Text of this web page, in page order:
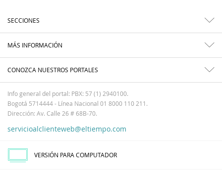
SECCIONES
MÁS INFORMACIÓN
CONOZCA NUESTROS PORTALES
Info general del portal: PBX: 57 (1) 2940100.
Bogotá 5714444 - Línea Nacional 01 8000 110 211.
Dirección: Av. Calle 26 # 68B-70.
servicioalclienteweb@eltiempo.com
VERSIÓN PARA COMPUTADOR